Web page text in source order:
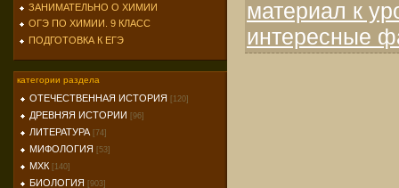
ЗАНИМАТЕЛЬНО О ХИМИИ
ОГЭ ПО ХИМИИ. 9 КЛАСС
ПОДГОТОВКА К ЕГЭ
категории раздела
ОТЕЧЕСТВЕННАЯ ИСТОРИЯ [120]
ДРЕВНЯЯ ИСТОРИИ [96]
ЛИТЕРАТУРА [74]
МИФОЛОГИЯ [53]
МХК [140]
БИОЛОГИЯ [903]
материал к
интересные